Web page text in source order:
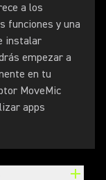
a los
funciones y una
instalar
empezar a
en tu
MoveMic
apps